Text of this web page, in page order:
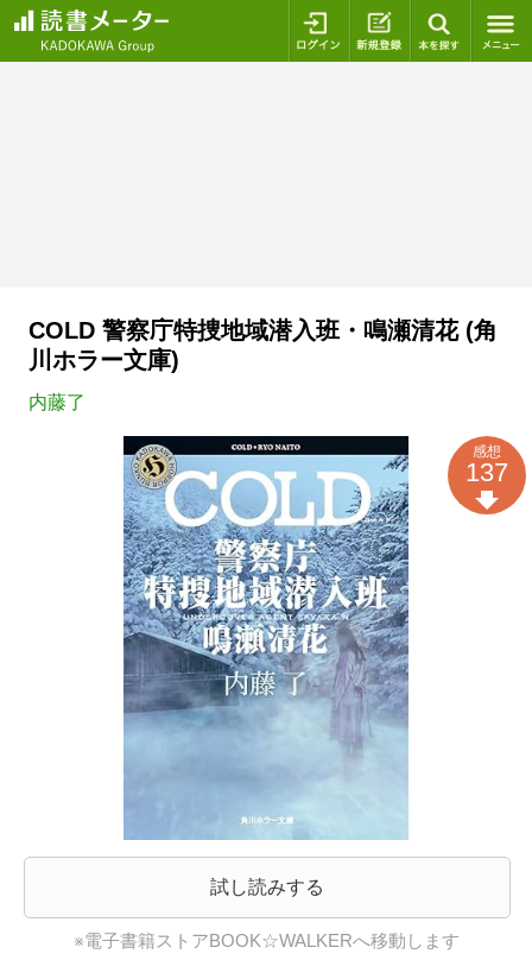
ログイン 新規登録
COLD 警察庁特捜地域潜入班・鳴瀬清花 (角
川ホラー文庫)
内藤了
試し読みする
※電子書籍ストアBOOK☆WALKERへ移動します
感想
137